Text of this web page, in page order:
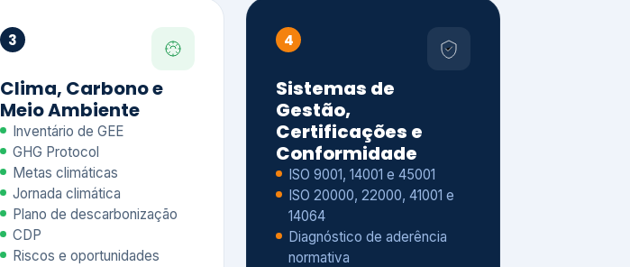
3
Clima, Carbono e
Meio Ambiente
Inventário de GEE
GHG Protocol
Metas climáticas
Jornada climática
Plano de descarbonização
CDP
Riscos e oportunidades
4
Sistemas de
Gestão,
Certificações e
Conformidade
ISO 9001, 14001 e 45001
ISO 20000, 22000, 41001 e
14064
Diagnóstico de aderência
normativa